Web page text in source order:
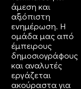
άμεση και
αξιόπιστη
ενημέρωση. Η
ομάδα μας από
έμπειρους
δημοσιογράφους
και αναλυτές
εργάζεται
ακούραστα για